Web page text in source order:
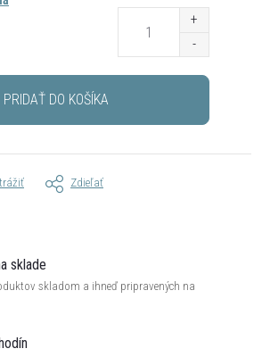
PRIDAŤ DO KOŠÍKA
Zdieľať
sklade
skladom a ihneď pripravených na